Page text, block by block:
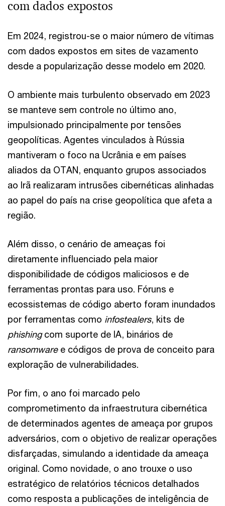
com dados expostos
Em 2024, registrou-se o maior número de vítimas
com dados expostos em sites de vazamento
desde a popularização desse modelo em 2020.
O ambiente mais turbulento observado em 2023
se manteve sem controle no último ano,
impulsionado principalmente por tensões
geopolíticas. Agentes vinculados à Rússia
mantiveram o foco na Ucrânia e em países
aliados da OTAN, enquanto grupos associados
ao Irã realizaram intrusões cibernéticas alinhadas
ao papel do país na crise geopolítica que afeta a
região.
Além disso, o cenário de ameaças foi
diretamente influenciado pela maior
disponibilidade de códigos maliciosos e de
ferramentas prontas para uso. Fóruns e
ecossistemas de código aberto foram inundados
por ferramentas como infostealers, kits de
phishingcom suporte de IA, binários de
ransomwaree códigos de prova de conceito para
exploração de vulnerabilidades.
Por fim, o ano foi marcado pelo
comprometimento da infraestrutura cibernética
de determinados agentes de ameaça por grupos
adversários, com o objetivo de realizar operações
disfarçadas, simulando a identidade da ameaça
original. Como novidade, o ano trouxe o uso
estratégico de relatórios técnicos detalhados
como resposta a publicações de inteligência de